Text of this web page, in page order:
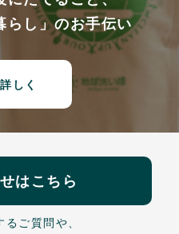
らし」のお手伝い
しく
はこちら
ご質問や、